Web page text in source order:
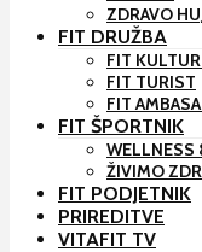
ZDRAVO
FIT DRUŽBA
FIT
FIT TURIST
FIT
FIT ŠPORTNIK
WELLNESS
ŽIVIMO
FIT PODJETNIK
PRIREDITVE
VITAFIT TV